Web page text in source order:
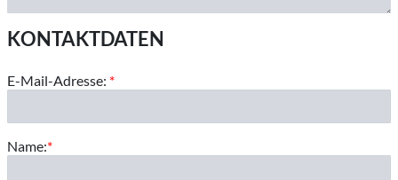
KONTAKTDATEN
E-Mail-Adresse: *
Name:*